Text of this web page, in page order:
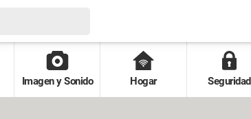
Imagen y Sonido Hogar Seguridad